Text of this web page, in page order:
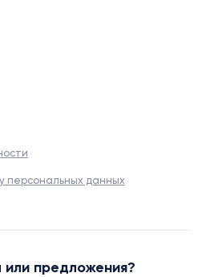
персональных данных
предложения?